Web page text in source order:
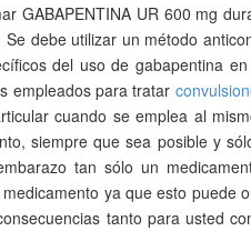
GABAPENTINA UR 600 mg
debe utilizar un método
del uso de gabapentina
empleados para tratar
cuando se emplea al
siempre que sea posible y
tan sólo un
ya que esto puede
tanto para usted